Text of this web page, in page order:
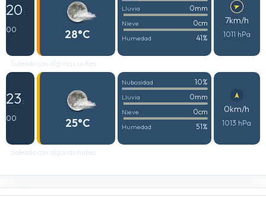
20 :
00
28°C
Lluvia 0mm
Nieve 0cm
Humedad 41%
7km/h
1011 hPa
Soleado con algunas nubes
23 :
00
25°C
Nubosidad 10%
Lluvia 0mm
Nieve 0cm
Humedad 51%
0km/h
1013 hPa
Soleado con algunas nubes